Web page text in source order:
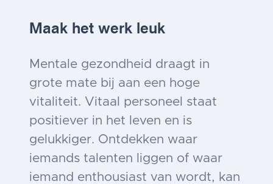
Maak het werk leuk
Mentale gezondheid draagt in
grote mate bij aan een hoge
vitaliteit. Vitaal personeel staat
positiever in het leven en is
gelukkiger. Ontdekken waar
iemands talenten liggen of waar
iemand enthousiast van wordt, kan